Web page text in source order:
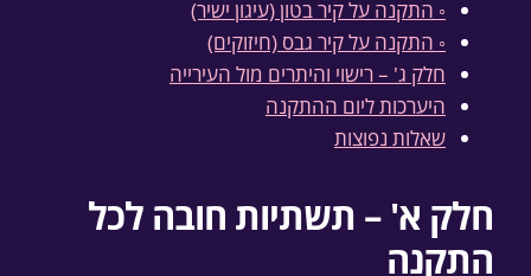
◦ התקנה על קיר בטון (עיגון ישיר)
◦ התקנה על קיר גבס (חיזוקים)
חלק ג' – רישוי והיתרים מול העירייה
היערכות ליום ההתקנה
שאלות נפוצות
חלק א' – תשתיות חובה לכל
התקנה